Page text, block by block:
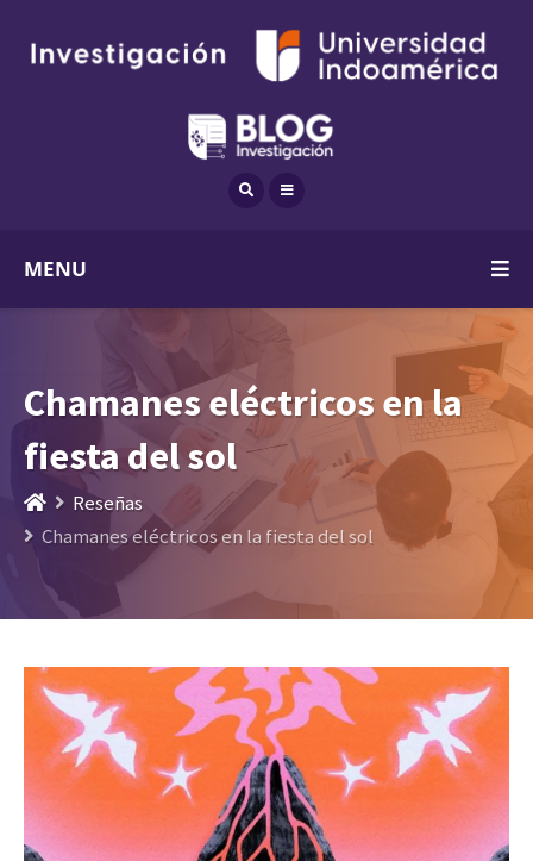
MENU
Chamanes eléctricos en la
fiesta del sol
Reseñas
Chamanes eléctricos en la fiesta del sol